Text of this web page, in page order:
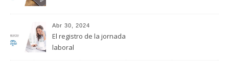
Abr 30, 2024
El registro de la jornada
laboral